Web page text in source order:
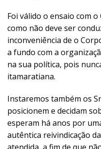
Foi válido o ensaio com
como não deve ser
inconveniência de o
a fundo com a
na sua política, pois
itamaratiana.
Instaremos também os
posicionem e decidam
esperam há anos por
autêntica reivindicação